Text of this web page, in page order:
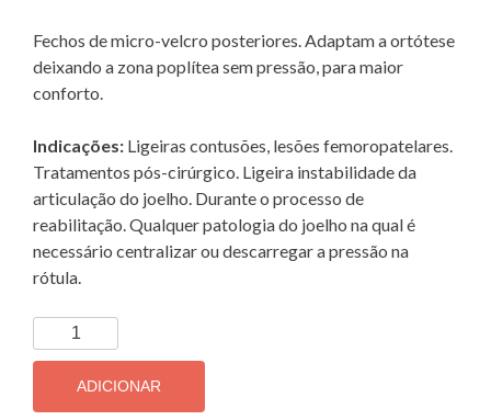
Fechos de micro-velcro posteriores. Adaptam a ortótese
deixando a zona poplítea sem pressão, para maior
conforto.
Indicações: Ligeiras contusões, lesões femoropatelares.
Tratamentos pós-cirúrgico. Ligeira instabilidade da
articulação do joelho. Durante o processo de
reabilitação. Qualquer patologia do joelho na qual é
necessário centralizar ou descarregar a pressão na
rótula.
Quantidade
de
Joelheira
Estabilizadora
ADICIONAR